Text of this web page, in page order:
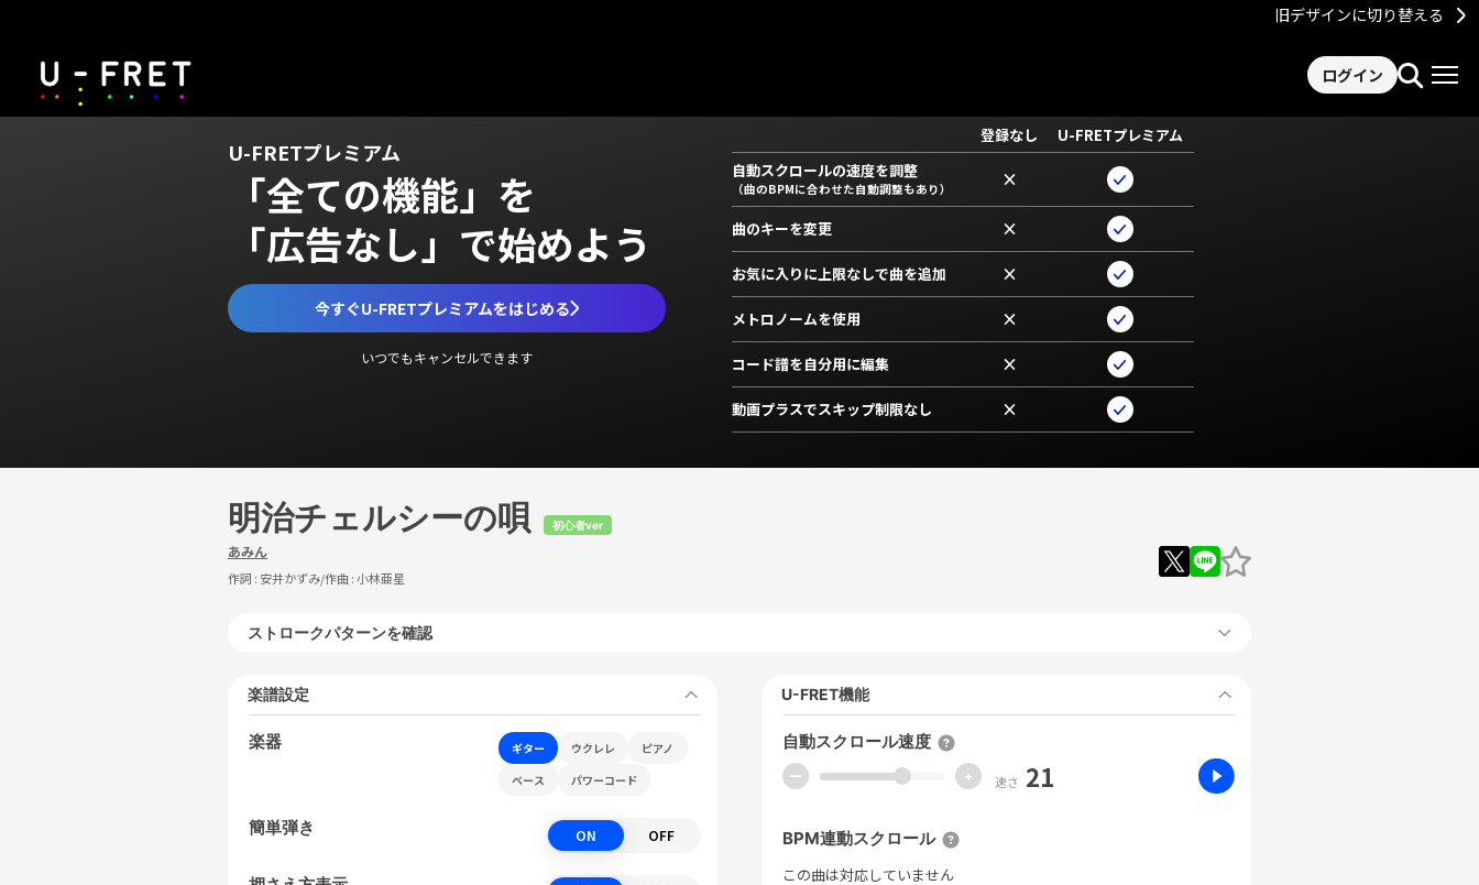
旧デザインに切り替える
ログイン
U-FRETプレミアム
「全ての機能」を
「広告なし」で始めよう
今すぐU-FRETプレミアムをはじめる
いつでもキャンセルできます
登録なし
U-FRETプレミアム
自動スクロールの速度を調整
（曲のBPMに合わせた自動調整もあり） ×
曲のキーを変更 ×
お気に入りに上限なしで曲を追加 ×
メトロノームを使用 ×
コード譜を自分用に編集 ×
動画プラスでスキップ制限なし ×
明治チェルシーの唄 初心者ver
あみん
作詞 : 安井かずみ/作曲 :小林亜星
ストロークパターンを確認
楽譜設定
楽器 ギター ウクレレ
ピアノ
ベース
パワーコード
簡単弾き ON OFF
U-FRET機能
自動スクロール速度
ー + 速さ 21
BPM連動スクロール
この曲は対応していません